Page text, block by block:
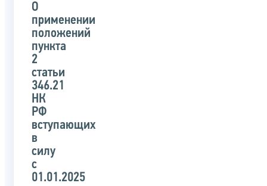
указанного
письма
О
применении
положений
пункта
2
статьи
346.21
НК
РФ
вступающих
в
силу
с
01.01.2025